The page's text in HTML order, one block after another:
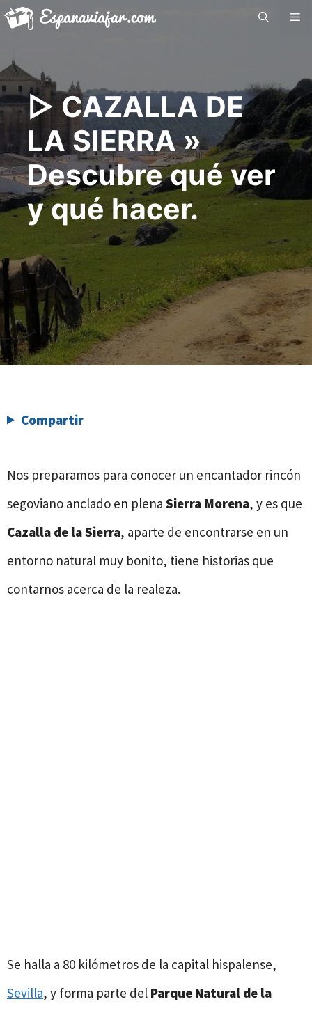
Saltar
contenido
▷ CAZALLA DE
LA SIERRA »
Descubre qué ver
y qué hacer.
Compartir
Nos preparamos para conocer un encantador rincón
segoviano anclado en plena Sierra Morena, y es que
Cazalla de la Sierra, aparte de encontrarse en un
entorno natural muy bonito, tiene historias que
contarnos acerca de la realeza.
Se halla a 80 kilómetros de la capital hispalense,
Sevilla, y forma parte del Parque Natural de la